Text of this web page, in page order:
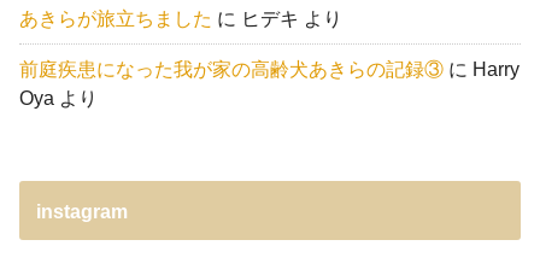
あきらが旅立ちました に ヒデキ より
前庭疾患になった我が家の高齢犬あきらの記録③ に Harry
Oya より
instagram